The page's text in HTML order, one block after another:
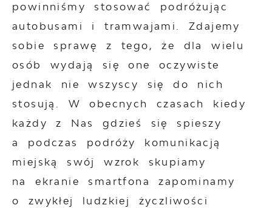
powinniśmy stosować podróżując
autobusami i tramwajami. Zdajemy
sobie sprawę z tego, że dla wielu
osób wydają się one oczywiste
jednak nie wszyscy się do nich
stosują. W obecnych czasach kiedy
każdy z Nas gdzieś się spieszy
a podczas podróży komunikacją
miejską swój wzrok skupiamy
na ekranie smartfona zapominamy
o zwykłej ludzkiej życzliwości